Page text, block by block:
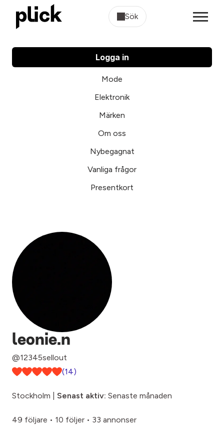
Sök
Logga in
Mode
Elektronik
Märken
Om oss
Nybegagnat
Vanliga frågor
Presentkort
leonie.n
@12345sellout
(14)
Stockholm | Senast aktiv: Senaste månaden
49 följare • 10 följer • 33 annonser